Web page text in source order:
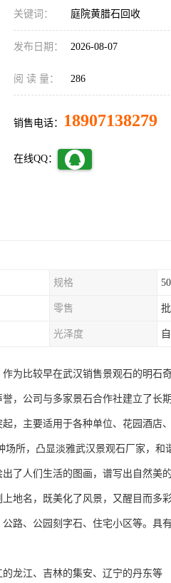
关键词： 庭院黄腊石回收
发布日期： 2026-08-07
阅 读 量： 286
销售电话： 18907138279
在线QQ：
规格
零售
光泽度
为比较早在武汉销售景观石的明石
，公司与多家景石合作社建立了长
，主要适用于各种单位、花园酒店
所，凸显淡雅武汉景观石厂家，和
了人们生活的图画，谱写出自然美
地名，既美化了风景，又醒目而多
路、公园刻字石、住宅小区等。具
龙江、吉林的集安、辽宁的丹东等